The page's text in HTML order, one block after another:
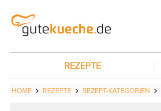
REZEPTE
HOME REZEPTE REZEPT-KATEGORIEN